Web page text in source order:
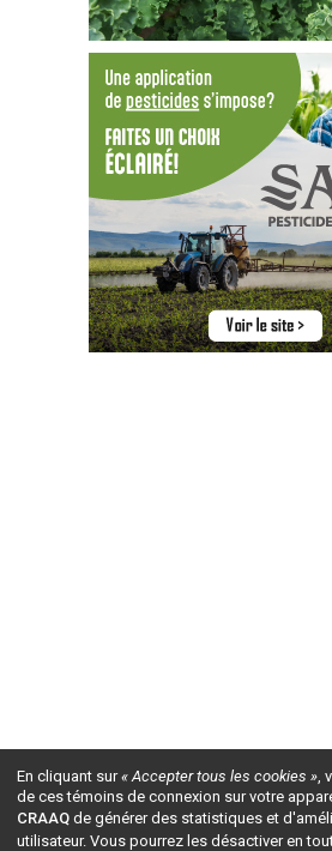
En cliquant sur« Accepter tous les cookies »,
de ces témoins de connexion sur votre
CRAAQ de générer des statistiques et
utilisateur. Vous pourrez les désactiver en